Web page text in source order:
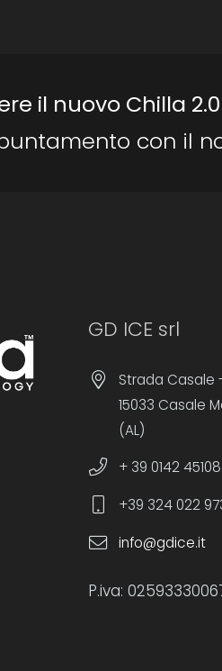
il nuovo Chilla 2.0
con il
GD ICE srl
Strada Casale
15033 Casale
(AL)
+ 39 0142
+39 324 022
info@gdice.it
P.iva: